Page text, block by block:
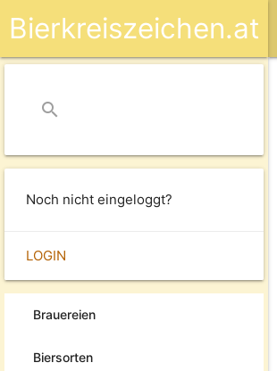
Bierkreiszeichen.at
search
Noch nicht eingeloggt?
LOGIN
Brauereien
Biersorten